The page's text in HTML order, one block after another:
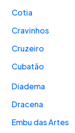
Cotia
Cravinhos
Cruzeiro
Cubatão
Diadema
Dracena
Embu das Artes